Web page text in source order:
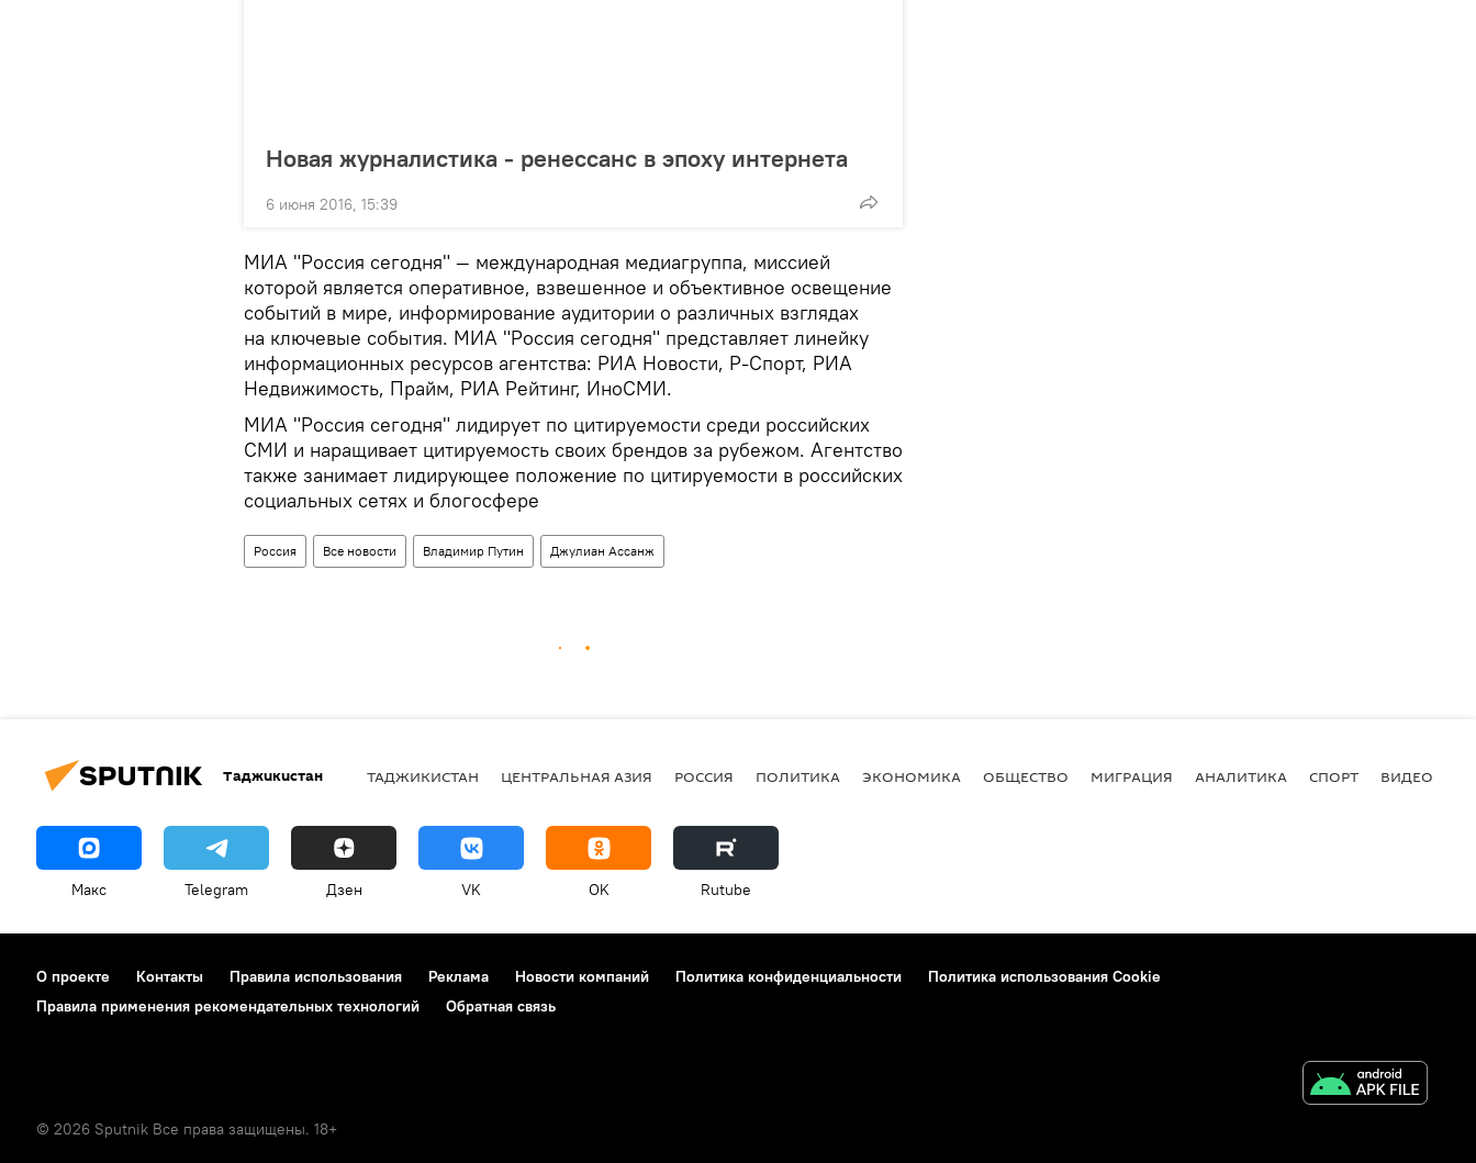
Новая журналистика - ренессанс в эпоху интернета
6 июня 2016, 15:39
МИА "Россия сегодня" — международная медиагруппа, миссией
которой является оперативное, взвешенное и объективное освещение
событий в мире, информирование аудитории о различных взглядах
на ключевые события. МИА "Россия сегодня" представляет линейку
информационных ресурсов агентства: РИА Новости, Р-Спорт, РИА
Недвижимость, Прайм, РИА Рейтинг, ИноСМИ.
МИА "Россия сегодня" лидирует по цитируемости среди российских
СМИ и наращивает цитируемость своих брендов за рубежом. Агентство
также занимает лидирующее положение по цитируемости в российских
социальных сетях и блогосфере
Россия Все новости Владимир Путин Джулиан Ассанж
Таджикистан ТАДЖИКИСТАН ЦЕНТРАЛЬНАЯ АЗИЯ РОССИЯ ПОЛИТИКА ЭКОНОМИКА ОБЩЕСТВО МИГРАЦИЯ АНАЛИТИКА СПОРТ ВИДЕО
Макс Telegram Дзен VK OK Rutube
О проекте Контакты Правила использования Реклама Новости компаний Политика конфиденциальности
Политика использования Cookie
Правила применения рекомендательных технологий
Обратная связь
© 2026 Sputnik Все права защищены. 18+